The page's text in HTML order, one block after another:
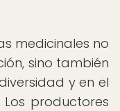
medicinales no
sino también
y en el
productores